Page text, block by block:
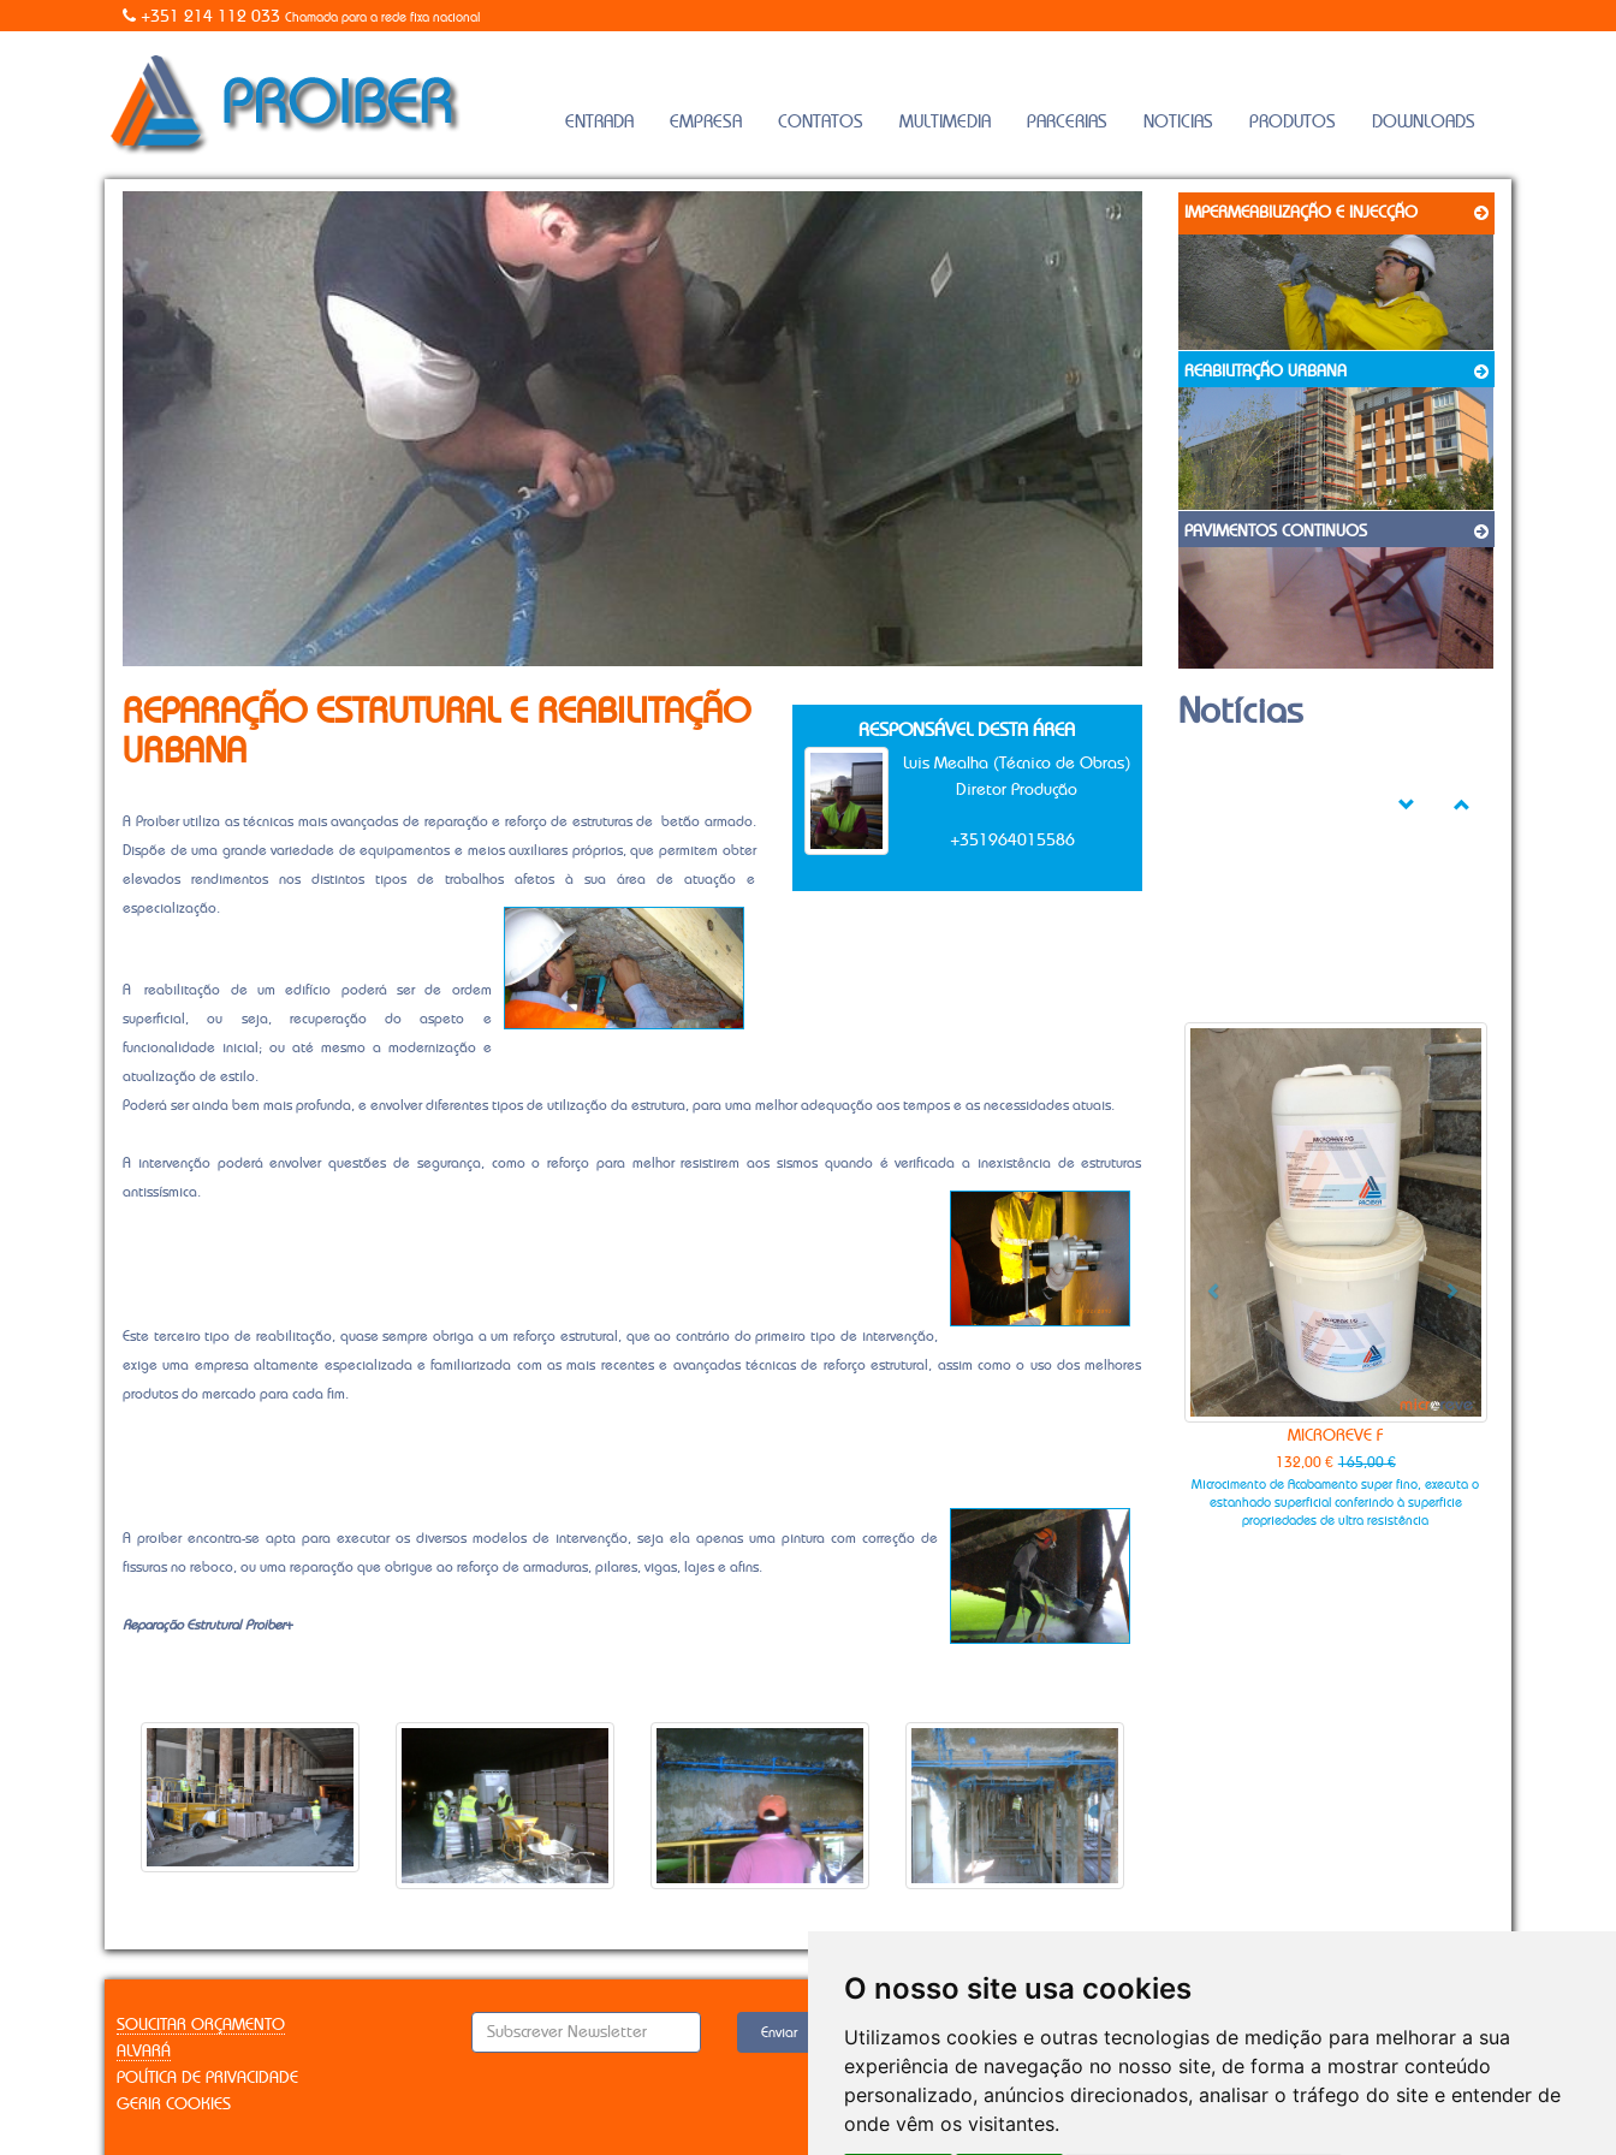
O nosso site usa cookies
Utilizamos cookies e outras tecnologias de medição para melhorar a sua
experiência de navegação no nosso site, de forma a mostrar conteúdo
personalizado, anúncios direcionados, analisar o tráfego do site e entender de
onde vêm os visitantes.
+351 214 112 033 Chamada para a rede fixa nacional
ENTRADA EMPRESA CONTATOS MULTIMEDIA PARCERIAS NOTICIAS PRODUTOS DOWNLOADS
IMPERMEABILIZAÇÃO E INJECÇÃO
REABILITAÇÃO URBANA
PAVIMENTOS CONTINUOS
RESPONSÁVEL DESTA ÁREA
Luis Mealha (Técnico de Obras)
Diretor Produção
+351964015586
REPARAÇÃO ESTRUTURAL E REABILITAÇÃO
URBANA
A Proiber utiliza as técnicas mais avançadas de reparação e reforço de estruturas de betão armado.
Dispõe de uma grande variedade de equipamentos e meios auxiliares próprios, que permitem obter
elevados rendimentos nos distintos tipos de trabalhos afetos à sua área de atuação e
especialização.
A reabilitação de um edifício poderá ser de ordem
superficial, ou seja, recuperação do aspeto e
funcionalidade inicial; ou até mesmo a modernização e
atualização de estilo.
Poderá ser ainda bem mais profunda, e envolver diferentes tipos de utilização da estrutura, para uma melhor adequação aos tempos e as necessidades atuais.
A intervenção poderá envolver questões de segurança, como o reforço para melhor resistirem aos sismos quando é verificada a inexistência de estruturas
antissísmica.
Este terceiro tipo de reabilitação, quase sempre obriga a um reforço estrutural, que ao contrário do primeiro tipo de intervenção,
exige uma empresa altamente especializada e familiarizada com as mais recentes e avançadas técnicas de reforço estrutural, assim como o uso dos melhores
produtos do mercado para cada fim.
A proiber encontra-se apta para executar os diversos modelos de intervenção, seja ela apenas uma pintura com correção de
fissuras no reboco, ou uma reparação que obrigue ao reforço de armaduras, pilares, vigas, lajes e afins.
Reparação Estrutural Proiber+
Notícias
MICROREVE F
132,00 € 165,00 €
Microcimento de Acabamento super fino, executa o
estanhado superficial conferindo à superficie
propriedades de ultra resistência
Previous Next
SOLICITAR ORÇAMENTO
ALVARÁ
POLÍTICA DE PRIVACIDADE
GERIR COOKIES
Enviar